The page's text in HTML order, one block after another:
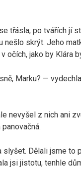
třásla, po tvářích jí
nešlo skrýt. Jeho
očích, jako by Klára
Marku? —
nevyšel z nich ani
Dělali jsme to
jsi jistotu, tenhle